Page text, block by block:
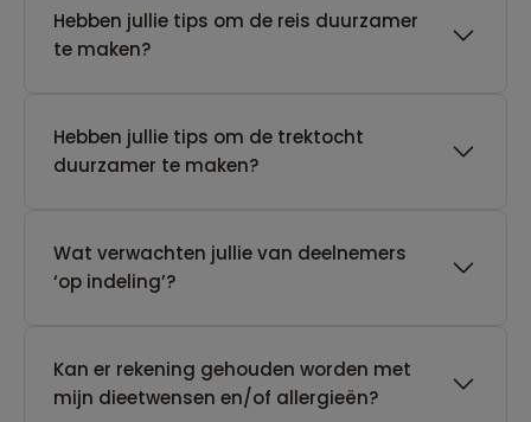
Hebben jullie tips om de reis duurzamer
te maken?
Hebben jullie tips om de trektocht
duurzamer te maken?
Wat verwachten jullie van deelnemers
‘op indeling’?
Kan er rekening gehouden worden met
mijn dieetwensen en/of allergieën?